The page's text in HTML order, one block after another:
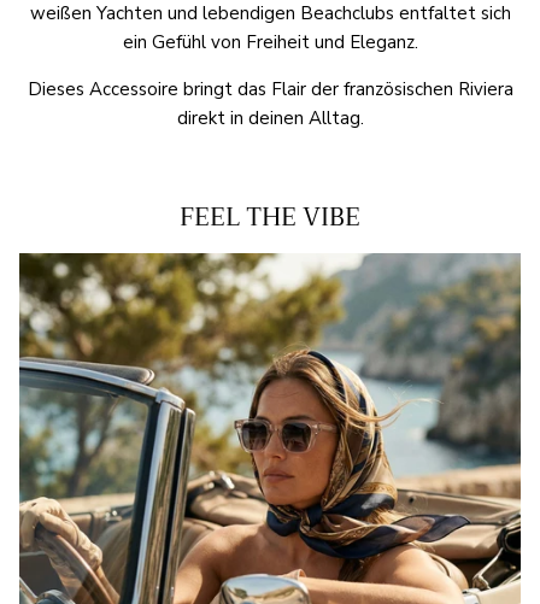
weißen Yachten und lebendigen Beachclubs entfaltet sich
ein Gefühl von Freiheit und Eleganz.
Dieses Accessoire bringt das Flair der französischen Riviera
direkt in deinen Alltag.
FEEL THE VIBE